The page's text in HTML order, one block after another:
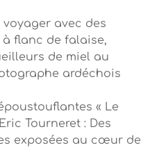
avec des
flanc de falaise,
de miel au
ardéchois
« Le
Tourneret : Des
exposées au cœur de